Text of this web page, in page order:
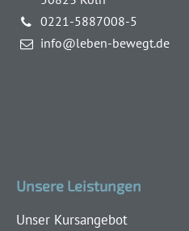
0221-5887008-5
info@leben-bewegt.de
Unsere Leistungen
Unser Kursangebot